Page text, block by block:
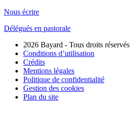
Nous écrire
Délégués en pastorale
2026 Bayard - Tous droits réservés
Conditions d’utilisation
Crédits
Mentions légales
Politique de confidentialité
Gestion des cookies
Plan du site